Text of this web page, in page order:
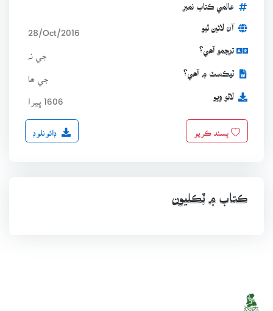
عالمي ڪتاب نمبر
آن لائين ٿيو 28/Oct/2016
ترجمو آھي؟
ٽيڪسٽ ۾ آھي؟ جي ھا
لاٿو ويو 1606 ڀيرا
پسند ڪريو ڊائونلوڊ
ڪتاب ۾ ٽِڪليون